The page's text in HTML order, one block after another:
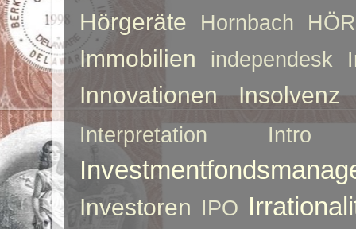
Hörgeräte Hornbach
Immobilien independesk
Innovationen Insolvenz
Interpretation Intro
Investoren IPO